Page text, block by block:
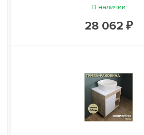
В наличии
28 062 ₽